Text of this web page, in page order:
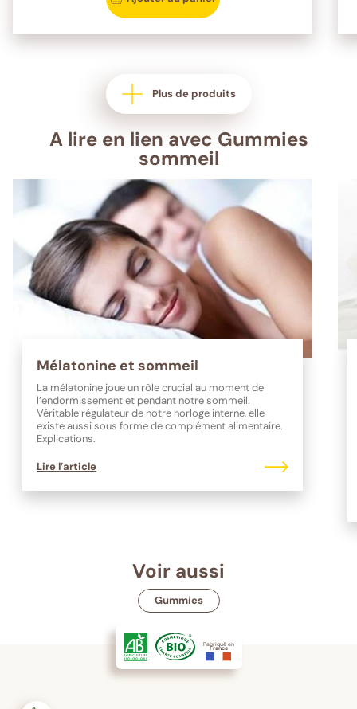
Plus de produits
A lire en lien avec Gummies
sommeil
Mélatonine et sommeil
La mélatonine joue un rôle crucial au moment de
l’endormissement et pendant notre sommeil.
Véritable régulateur de notre horloge interne, elle
existe aussi sous forme de complément alimentaire.
Explications.
Lire l’article
Voir aussi
Gummies
Fabriqué en
France